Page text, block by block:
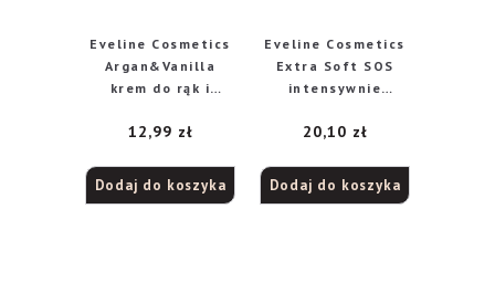
Eveline Cosmetics
Argan&Vanilla
krem do rąk i
12,99 zł
Dodaj do koszyka
Eveline Cosmetics
Extra Soft SOS
intensywnie
opatrunek do rąk
lanolina, 100 m
20,10 zł
Dodaj do koszyka